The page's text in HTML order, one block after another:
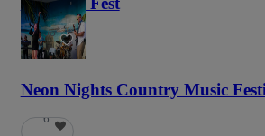
58
Neon Nights Country Music
6